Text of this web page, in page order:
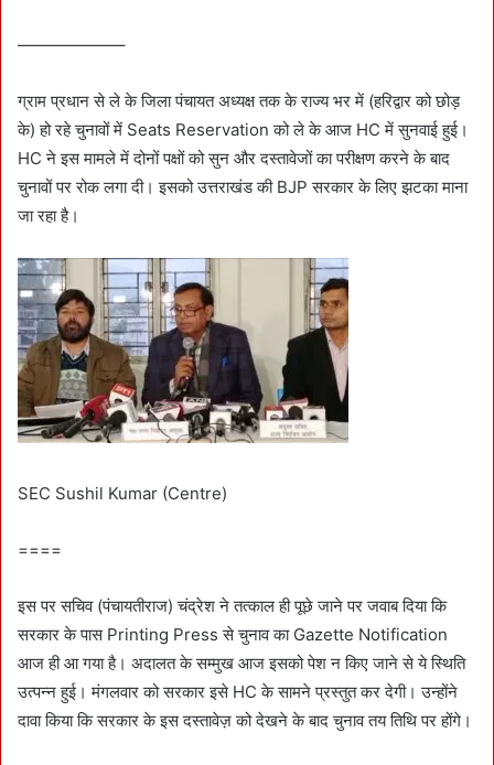
——————–
ग्राम प्रधान से ले के जिला पंचायत अध्यक्ष तक के राज्य भर में (हरिद्वार को छोड़
के) हो रहे चुनावों में Seats Reservation को ले के आज HC में सुनवाई हुई।
HC ने इस मामले में दोनों पक्षों को सुन और दस्तावेजों का परीक्षण करने के बाद
चुनावों पर रोक लगा दी। इसको उत्तराखंड की BJP सरकार के लिए झटका माना
जा रहा है।
SEC Sushil Kumar (Centre)
====
इस पर सचिव (पंचायतीराज) चंद्रेश ने तत्काल ही पूछे जाने पर जवाब दिया कि
सरकार के पास Printing Press से चुनाव का Gazette Notification
आज ही आ गया है। अदालत के सम्मुख आज इसको पेश न किए जाने से ये स्थिति
उत्पन्न हुई। मंगलवार को सरकार इसे HC के सामने प्रस्तुत कर देगी। उन्होंने
दावा किया कि सरकार के इस दस्तावेज़ को देखने के बाद चुनाव तय तिथि पर होंगे।